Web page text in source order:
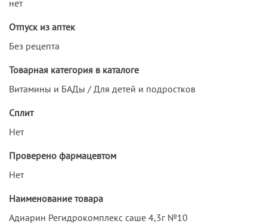
нет
Отпуск из аптек
Без рецепта
Товарная категория в каталоге
Витамины и БАДы / Для детей и подростков
Сплит
Нет
Проверено фармацевтом
Нет
Наименование товара
Адиарин Регидрокомплекс саше 4,3г №10